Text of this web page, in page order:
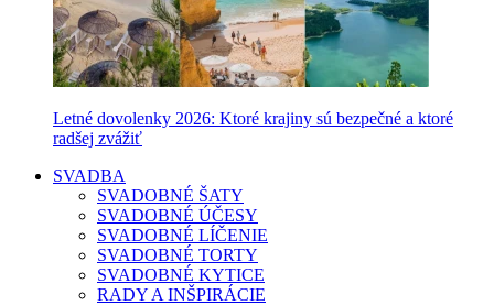
Letné dovolenky 2026: Ktoré krajiny sú bezpečné a ktoré
radšej zvážiť
SVADBA
SVADOBNÉ ŠATY
SVADOBNÉ ÚČESY
SVADOBNÉ LÍČENIE
SVADOBNÉ TORTY
SVADOBNÉ KYTICE
RADY A INŠPIRÁCIE